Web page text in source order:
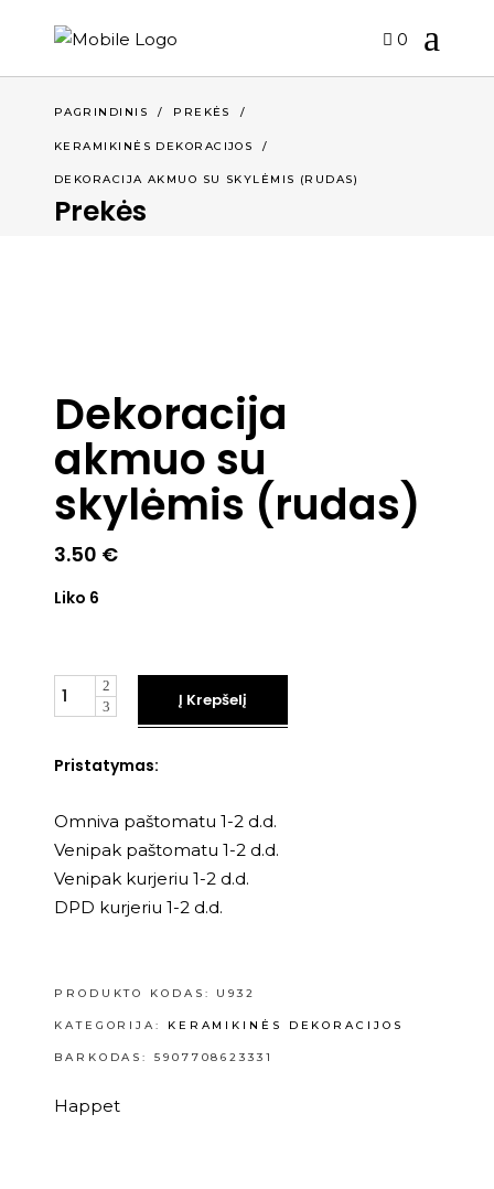
0
PAGRINDINIS / PREKĖS /
KERAMIKINĖS DEKORACIJOS /
DEKORACIJA AKMUO SU SKYLĖMIS (RUDAS)
Prekės
Dekoracija
akmuo su
skylėmis (rudas)
3.50 €
Liko 6
Kiekis
Į Krepšelį
Pristatymas:
Omniva paštomatu 1-2 d.d.
Venipak paštomatu 1-2 d.d.
Venipak kurjeriu 1-2 d.d.
DPD kurjeriu 1-2 d.d.
PRODUKTO KODAS: U932
KATEGORIJA: KERAMIKINĖS DEKORACIJOS
BARKODAS: 5907708623331
Happet